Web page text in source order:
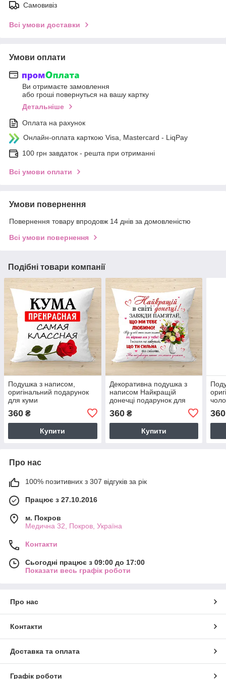
Самовивіз
Всі умови доставки
Умови оплати
Ви отримаєте замовлення
або гроші повернуться на вашу картку
Детальніше
Оплата на рахунок
Онлайн-оплата карткою Visa, Mastercard - LiqPay
100 грн завдаток - решта при отриманні
Всі умови оплати
Умови повернення
Повернення товару впродовж 14 днів за домовленістю
Всі умови повернення
Подібні товари компанії
Подушка з написом,
оригінальний подарунок
для куми
360 ₴
Купити
Декоративна подушка з
написом Найкращій
донечці подарунок для
360₴
Купити
360
Про нас
100% позитивних з 307 відгуків за рік
Працює з 27.10.2016
м. Покров
Медична 32, Покров, Україна
Контакти
Сьогодні працює з 09:00 до 17:00
Показати весь графік роботи
Про нас
Контакти
Доставка та оплата
Графік роботи